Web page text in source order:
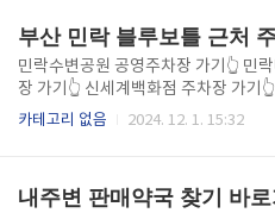
민락수변공원 공영주차장 가기👆 민
장 가기👆 신세계백화점 주차장 가기
공영주차장 가기👆 부산 민락 블루보
없는 완벽한 방문을 지금 준비해 보세
카테고리 없음 2024. 12. 1. 15:32
내주변 판매약국 찾기 바로